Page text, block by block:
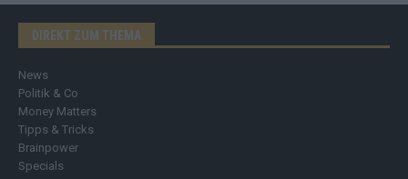
DIREKT ZUM THEMA
News
Politik & Co
Money Matters
Tipps & Tricks
Brainpower
Specials